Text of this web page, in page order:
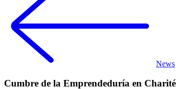
News
Cumbre de la Emprendeduría en Charité